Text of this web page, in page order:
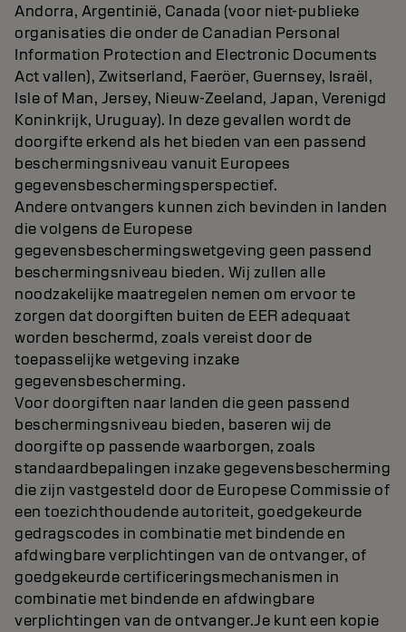
Andorra, Argentinië, Canada (voor niet-publieke
organisaties die onder de Canadian Personal
Information Protection and Electronic Documents
Act vallen), Zwitserland, Faeröer, Guernsey, Israël,
Isle of Man, Jersey, Nieuw-Zeeland, Japan, Verenigd
Koninkrijk, Uruguay). In deze gevallen wordt de
doorgifte erkend als het bieden van een passend
beschermingsniveau vanuit Europees
gegevensbeschermingsperspectief.
Andere ontvangers kunnen zich bevinden in landen
die volgens de Europese
gegevensbeschermingswetgeving geen passend
beschermingsniveau bieden. Wij zullen alle
noodzakelijke maatregelen nemen om ervoor te
zorgen dat doorgiften buiten de EER adequaat
worden beschermd, zoals vereist door de
toepasselijke wetgeving inzake
gegevensbescherming.
Voor doorgiften naar landen die geen passend
beschermingsniveau bieden, baseren wij de
doorgifte op passende waarborgen, zoals
standaardbepalingen inzake gegevensbescherming
die zijn vastgesteld door de Europese Commissie of
een toezichthoudende autoriteit, goedgekeurde
gedragscodes in combinatie met bindende en
afdwingbare verplichtingen van de ontvanger, of
goedgekeurde certificeringsmechanismen in
combinatie met bindende en afdwingbare
verplichtingen van de ontvanger.Je kunt een kopie